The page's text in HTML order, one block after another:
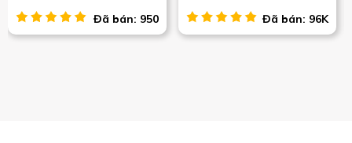
Đã bán: 950 Đã bán: 96K